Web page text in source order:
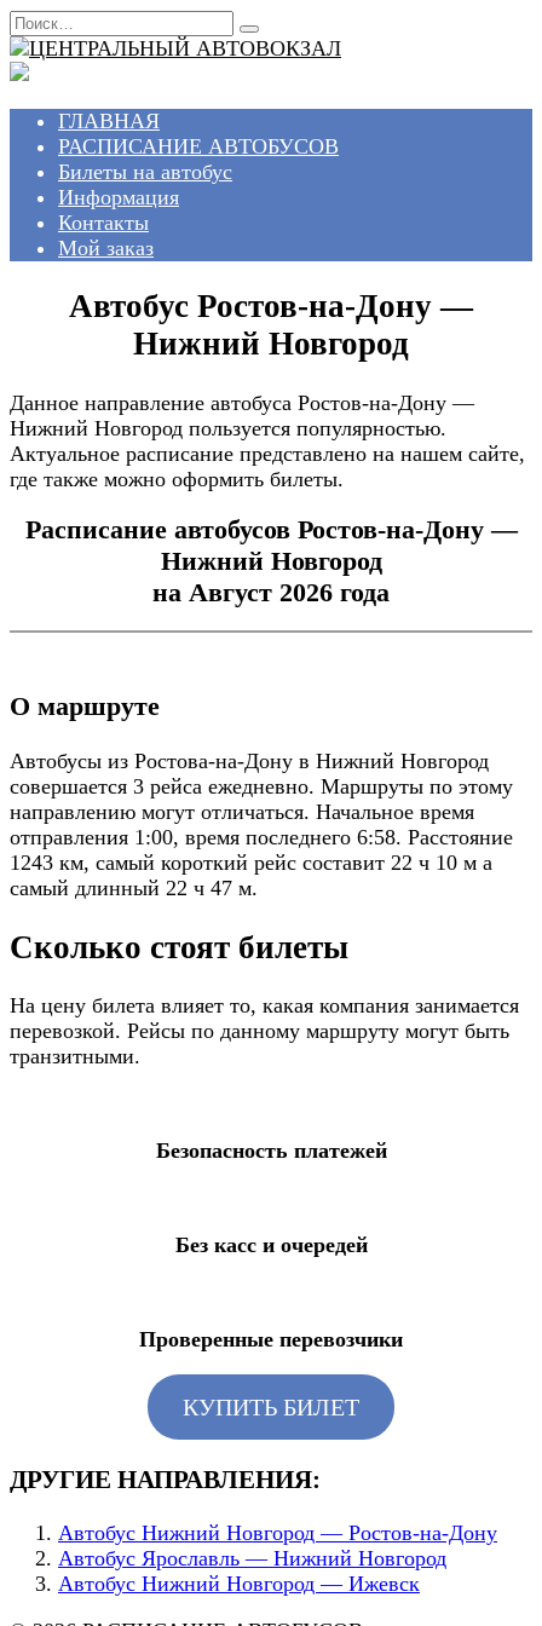
Перейти
к
содержанию
Search
for:
ГЛАВНАЯ
РАСПИСАНИЕ АВТОБУСОВ
Билеты на автобус
Информация
Контакты
Мой заказ
Автобус Ростов-на-Дону —
Нижний Новгород
Данное направление автобуса Ростов-на-Дону —
Нижний Новгород пользуется популярностью.
Актуальное расписание представлено на нашем сайте,
где также можно оформить билеты.
Расписание автобусов Ростов-на-Дону —
Нижний Новгород
на Август 2026 года
О маршруте
Автобусы из Ростова-на-Дону в Нижний Новгород
совершается 3 рейса ежедневно. Маршруты по этому
направлению могут отличаться. Начальное время
отправления 1:00, время последнего 6:58. Расстояние
1243 км, самый короткий рейс составит 22 ч 10 м а
самый длинный 22 ч 47 м.
Сколько стоят билеты
На цену билета влияет то, какая компания занимается
перевозкой. Рейсы по данному маршруту могут быть
транзитными.
Безопасность платежей
Без касс и очередей
Проверенные перевозчики
КУПИТЬ БИЛЕТ
ДРУГИЕ НАПРАВЛЕНИЯ:
Автобус Нижний Новгород — Ростов-на-Дону
Автобус Ярославль — Нижний Новгород
Автобус Нижний Новгород — Ижевск